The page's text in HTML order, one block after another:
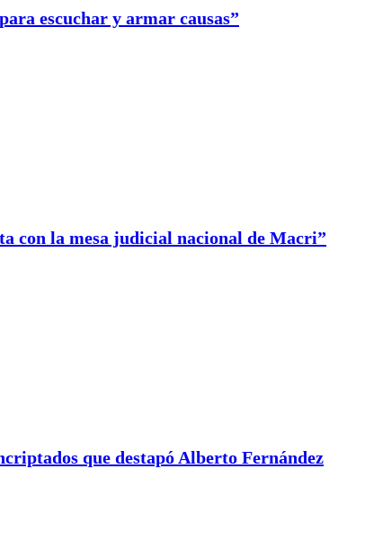
escuchar y armar causas”
con la mesa judicial nacional de Macri”
que destapó Alberto Fernández